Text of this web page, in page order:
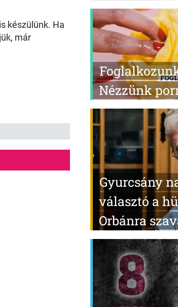
készülünk. Ha
már
Nézzünk
Gyurcsány
választó a
Orbánra